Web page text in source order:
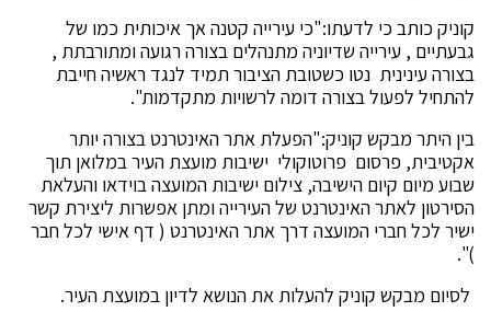
קוניק כותב כי לדעתו:"כי עירייה קטנה אך איכותית כמו של
גבעתיים , עירייה שדיוניה מתנהלים בצורה רגועה ומתורבתת ,
בצורה עינינית נטו כשטובת הציבור תמיד לנגד ראשיה חייבת
להתחיל לפעול בצורה דומה לרשויות מתקדמות".
בין היתר מבקש קוניק:"הפעלת אתר האינטרנט בצורה יותר
אקטיבית, פרסום פרוטוקולי ישיבות מועצת העיר במלואן תוך
שבוע מיום קיום הישיבה, צילום ישיבות המועצה בוידאו והעלאת
הסירטון לאתר האינטרנט של העירייה ומתן אפשרות ליצירת קשר
ישיר לכל חברי המועצה דרך אתר האינטרנט ( דף אישי לכל חבר
)".
לסיום מבקש קוניק להעלות את הנושא לדיון במועצת העיר.